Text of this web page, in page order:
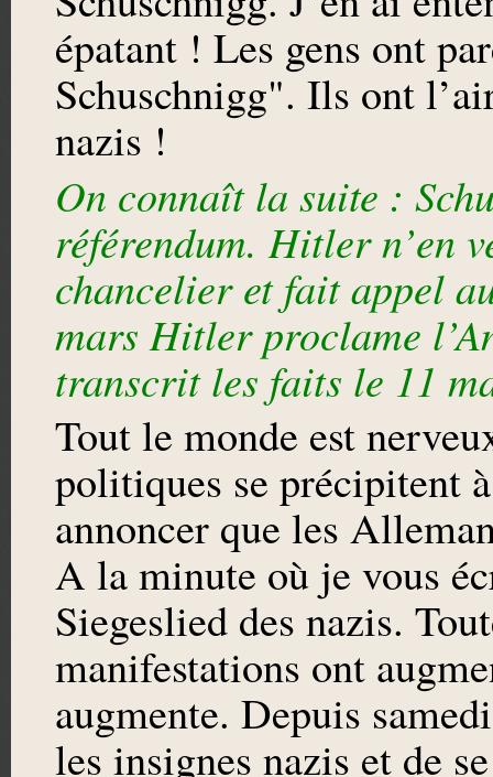
épatant ! Les gens ont
Schuschnigg". Ils ont
nazis !
On connaît la suite :
référendum. Hitler n’en
chancelier et fait appel
mars Hitler proclame
transcrit les faits le 11
Tout le monde est
politiques se précipitent
annoncer que les
A la minute où je vous
Siegeslied des nazis.
manifestations ont
augmente. Depuis
les insignes nazis et de